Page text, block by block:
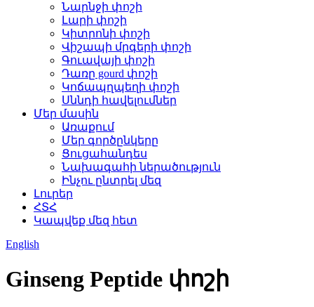
Նարնջի փոշի
Լարի փոշի
Կիտրոնի փոշի
Վիշապի մրգերի փոշի
Գուավայի փոշի
Դառը gourd փոշի
Կոճապղպեղի փոշի
Սննդի հավելումներ
Մեր մասին
Առաքում
Մեր գործընկերը
Ցուցահանդես
Նախագահի ներածություն
Ինչու ընտրել մեզ
Լուրեր
ՀՏՀ
Կապվեք մեզ հետ
English
Ginseng Peptide փոշի